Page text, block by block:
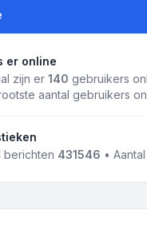
er online
zijn er 140 gebruikers
aantal gebruikers
berichten 431546 •